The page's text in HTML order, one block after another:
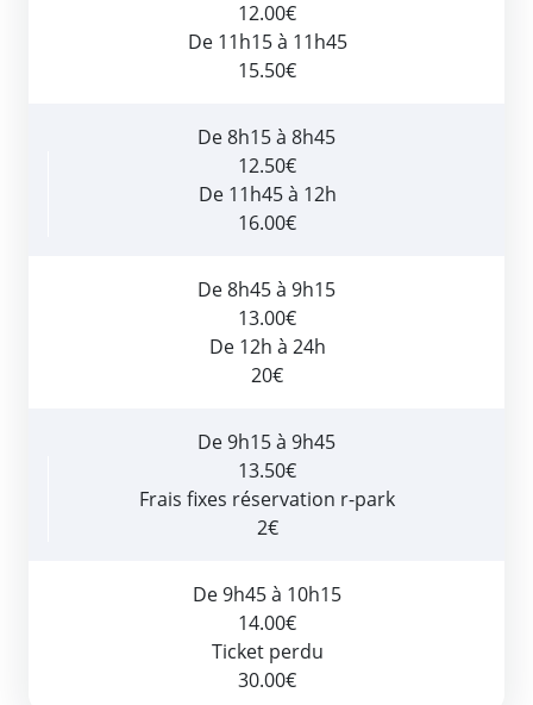
12.00€
De 11h15 à 11h45
15.50€
De 8h15 à 8h45
12.50€
De 11h45 à 12h
16.00€
De 8h45 à 9h15
13.00€
De 12h à 24h
20€
De 9h15 à 9h45
13.50€
Frais fixes réservation r-park
2€
De 9h45 à 10h15
14.00€
Ticket perdu
30.00€